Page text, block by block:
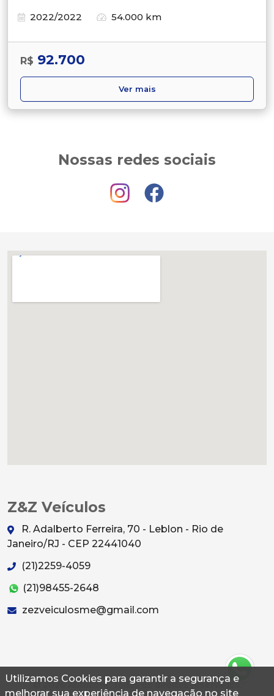
Utilizamos Cookies para garantir a segurança e
melhorar sua experiência de navegação no site
2022/2022
54.000 km
R$ 92.700
Ver mais
Nossas redes sociais
Z&Z Veículos
R. Adalberto Ferreira, 70 - Leblon - Rio de
Janeiro/RJ - CEP 22441040
(21)2259-4059
(21)98455-2648
zezveiculosme@gmail.com
© 2026 Autoconf. Todos os direitos reservados.